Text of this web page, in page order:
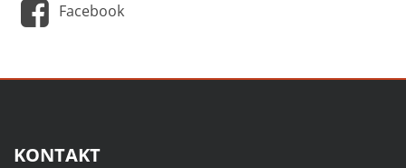
Facebook
KONTAKT